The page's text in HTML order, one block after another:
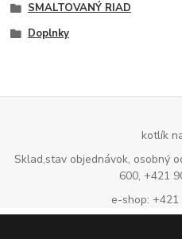
SMALTOVANÝ RIAD
Doplnky
kotlík
Sklad,stav objednávok, osobný
600, +421
e-shop: